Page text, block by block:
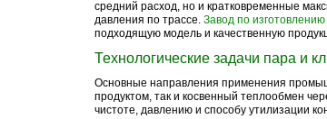
средний расход, но и кратковременные
давления по трассе. Завод по
подходящую модель и качественную
Технологические задачи пара и
Основные направления применения
продуктом, так и косвенный теплообмен
чистоте, давлению и способу утилизации